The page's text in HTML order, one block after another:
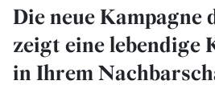
Die neue Kampagne
zeigt eine lebendige
in Ihrem